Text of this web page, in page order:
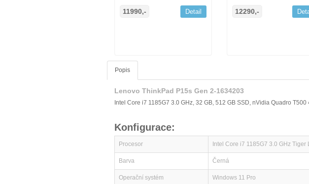
11990,- Detail 12290,-
Popis
Lenovo ThinkPad P15s Gen 2-1634203
Intel Core i7 1185G7 3.0 GHz, 32 GB, 512 GB SSD, nVidia Quadro
Konfigurace:
Procesor Intel Core i7 1185G7 3.0 GHz Tiger
Barva Černá
Operační systém Windows 11 Pro